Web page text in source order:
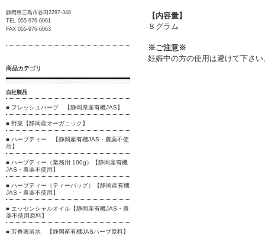
【内容量】
８グラム
※ご注意※
妊娠中の方の使用は避けて下さい
静岡県三島市谷田2297-348
TEL 055-976-6061
FAX 055-976-6063
商品カテゴリ
自社製品
■ フレッシュハーブ 【静岡県産有機JAS】
■ 野菜【静岡産オーガニック】
■ ハーブティー 【静岡産有機JAS・農薬不使
用】
■ ハーブティー（業務用 100g）【静岡産有機
JAS・農薬不使用】
■ ハーブティー（ティーバッグ）【静岡産有機
JAS・農薬不使用】
■ エッセンシャルオイル【静岡産有機JAS・農
薬不使用原料】
■ 芳香蒸留水 【静岡産有機JASハーブ原料】